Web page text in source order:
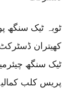
ٹوبہ ٹیک سنگھ
کھیتران
ٹیک سنگھ
پریس کلب